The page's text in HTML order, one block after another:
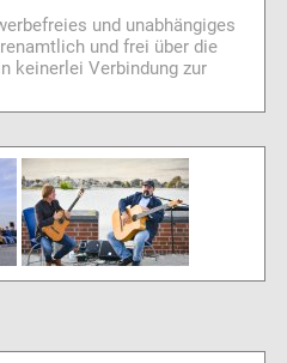
und unabhängiges
und frei über die
keinerlei Verbindung zur